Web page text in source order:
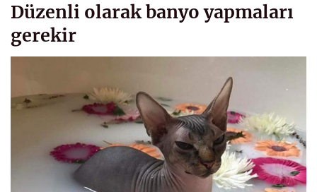
Düzenli olarak banyo yapmaları
gerekir